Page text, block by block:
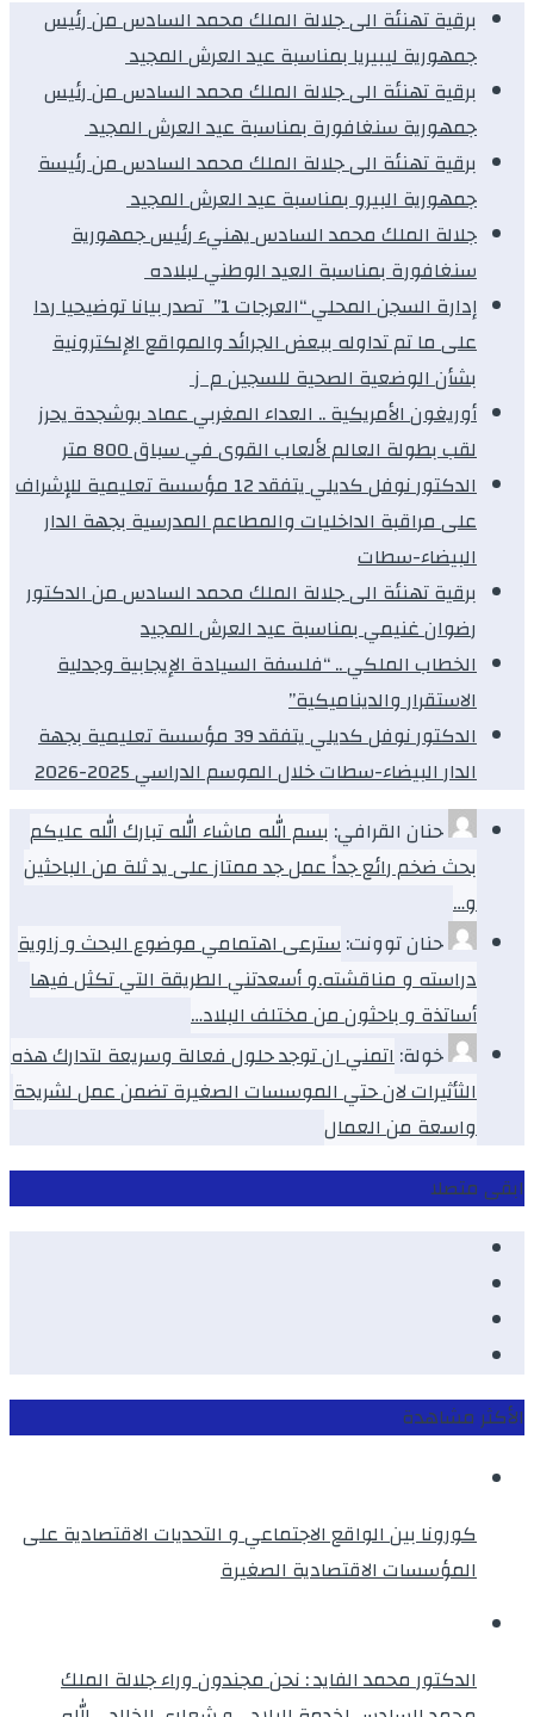
برقية تهنئة الى جلالة الملك محمد السادس من رئيس
جمهورية ليبيريا بمناسبة عيد العرش المجيد
برقية تهنئة الى جلالة الملك محمد السادس من رئيس
جمهورية سنغافورة بمناسبة عيد العرش المجيد
برقية تهنئة الى جلالة الملك محمد السادس من رئيسة
جمهورية البيرو بمناسبة عيد العرش المجيد
جلالة الملك محمد السادس يهنيء رئيس جمهورية
سنغافورة بمناسبة العيد الوطني لبلاده
إدارة السجن المحلي “العرجات 1” تصدر بيانا توضيحيا ردا
على ما تم تداوله ببعض الجرائد والمواقع الإلكترونية
بشأن الوضعية الصحية للسجين م ز
أوريغون الأمريكية .. العداء المغربي عماد بوشجدة يحرز
لقب بطولة العالم لألعاب القوى في سباق 800 متر
الدكتور نوفل كديلي يتفقد 12 مؤسسة تعليمية للإشراف
على مراقبة الداخليات والمطاعم المدرسية بجهة الدار
البيضاء-سطات
برقية تهنئة الى جلالة الملك محمد السادس من الدكتور
رضوان غنيمي بمناسبة عيد العرش المجيد
الخطاب الملكي .. “فلسفة السيادة الإيجابية وجدلية
الاستقرار والديناميكية”
الدكتور نوفل كديلي يتفقد 39 مؤسسة تعليمية بجهة
الدار البيضاء-سطات خلال الموسم الدراسي 2025-2026
حنان القرافي: بسم الله ماشاء الله تبارك الله عليكم
بحث ضخم رائع جداً عمل جد ممتاز على يد ثلة من الباحثين
و…
حنان توونت:سترعى اهتمامي موضوع البحث و زاوية
دراسته و مناقشته.و أسعدتني الطريقة التي تكثل فيها
أساتذة و باحثون من مختلف البلاد…
خولة:اتمني ان توجد حلول فعالة وسريعة لتدارك هذه
الثأثيرات لان حتي الموسسات الصغيرة تضمن عمل لشريحة
واسعة من العمال
ابقى متصلا
الأكثر مشاهدة
كورونا بين الواقع الاجتماعي و التحديات الاقتصادية على
المؤسسات الاقتصادية الصغيرة
الدكتور محمد الفايد : نحن مجندون وراء جلالة الملك